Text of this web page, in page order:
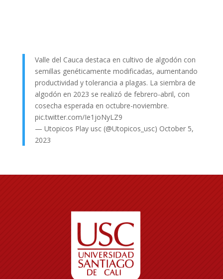
Valle del Cauca destaca en cultivo de algodón con
semillas genéticamente modificadas, aumentando
productividad y tolerancia a plagas. La siembra de
algodón en 2023 se realizó de febrero-abril, con
cosecha esperada en octubre-noviembre.
pic.twitter.com/Ie1joNyLZ9
— Utopicos Play usc (@Utopicos_usc) October 5,
2023